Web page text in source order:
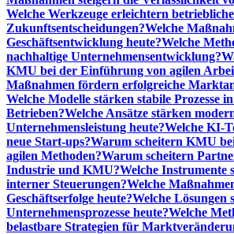
Welche Werkzeuge erleichtern betriebliche
Zukunftsentscheidungen?Welche
Geschäftsentwicklung heute?Welche
nachhaltige Unternehmensentwicklung?
KMU bei der Einführung von agilen
Maßnahmen fördern erfolgreiche
Welche Modelle stärken stabile Prozesse
Betrieben?Welche Ansätze stärken
Unternehmensleistung heute?Welche KI-
neue Start-ups?Warum scheitern KMU
agilen Methoden?Warum scheitern
Industrie und KMU?Welche Instrumente
interner Steuerungen?Welche
Geschäftserfolge heute?Welche Lösungen
Unternehmensprozesse heute?Welche
belastbare Strategien für